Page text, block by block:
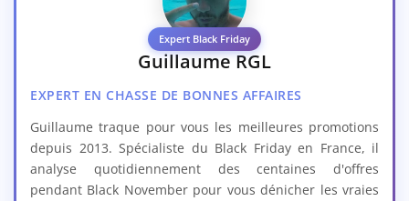
Expert Black Friday
Guillaume RGL
EXPERT EN CHASSE DE BONNES AFFAIRES
Guillaume traque pour vous les meilleures promotions
depuis 2013. Spécialiste du Black Friday en France, il
analyse quotidiennement des centaines d'offres
pendant Black November pour vous dénicher les vraies